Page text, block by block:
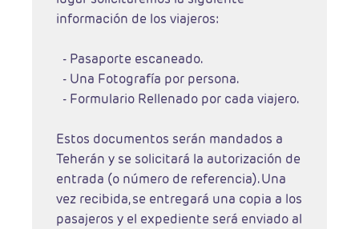
información de los viajeros:
- Pasaporte escaneado.
- Una Fotografía por persona.
- Formulario Rellenado por cada viajero.
Estos documentos serán mandados a
Teherán y se solicitará la autorización de
entrada (o número de referencia). Una
vez recibida, se entregará una copia a los
pasajeros y el expediente será enviado al